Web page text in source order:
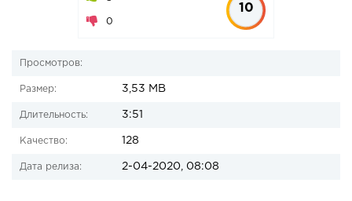
0
10
Просмотров:
Размер: 3,53 MB
Длительность: 3:51
Качество: 128
Дата релиза: 2-04-2020, 08:08